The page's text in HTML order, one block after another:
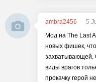
ambra2456
5
Мод на The Last
новых фишек,
захватывающей.
виды врагов
прокачку герой